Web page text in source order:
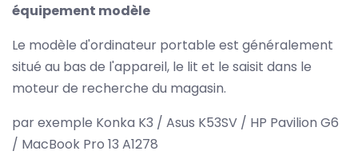
équipement modèle
Le modèle d'ordinateur portable est généralement
situé au bas de l'appareil, le lit et le saisit dans le
moteur de recherche du magasin.
par exemple Konka K3 / Asus K53SV / HP Pavilion G6
/ MacBook Pro 13 A1278